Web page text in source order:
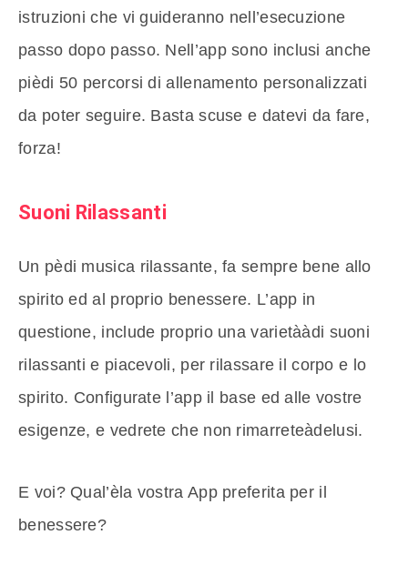
istruzioni che vi guideranno nell’esecuzione
passo dopo passo. Nell’app sono inclusi anche
pièdi 50 percorsi di allenamento personalizzati
da poter seguire. Basta scuse e datevi da fare,
forza!
Suoni Rilassanti
Un pèdi musica rilassante, fa sempre bene allo
spirito ed al proprio benessere. L’app in
questione, include proprio una varietààdi suoni
rilassanti e piacevoli, per rilassare il corpo e lo
spirito. Configurate l’app il base ed alle vostre
esigenze, e vedrete che non rimarreteàdelusi.
E voi? Qual’èla vostra App preferita per il
benessere?